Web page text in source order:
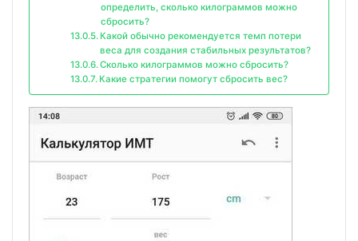
определить, сколько килограммов можно
сбросить?
Какой обычно рекомендуется темп потери
веса для создания стабильных результатов?
Сколько килограммов можно сбросить?
Какие стратегии помогут сбросить вес?